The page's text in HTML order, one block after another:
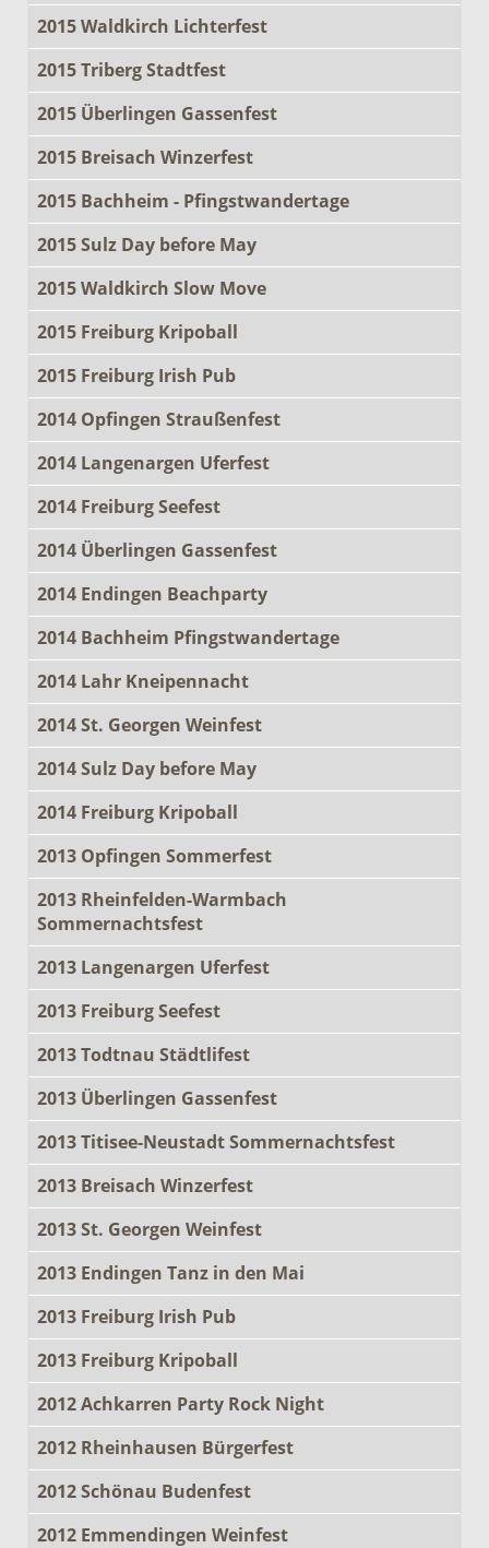
2015 Waldkirch Lichterfest
2015 Triberg Stadtfest
2015 Überlingen Gassenfest
2015 Breisach Winzerfest
2015 Bachheim - Pfingstwandertage
2015 Sulz Day before May
2015 Waldkirch Slow Move
2015 Freiburg Kripoball
2015 Freiburg Irish Pub
2014 Opfingen Straußenfest
2014 Langenargen Uferfest
2014 Freiburg Seefest
2014 Überlingen Gassenfest
2014 Endingen Beachparty
2014 Bachheim Pfingstwandertage
2014 Lahr Kneipennacht
2014 St. Georgen Weinfest
2014 Sulz Day before May
2014 Freiburg Kripoball
2013 Opfingen Sommerfest
2013 Rheinfelden-Warmbach
Sommernachtsfest
2013 Langenargen Uferfest
2013 Freiburg Seefest
2013 Todtnau Städtlifest
2013 Überlingen Gassenfest
2013 Titisee-Neustadt Sommernachtsfest
2013 Breisach Winzerfest
2013 St. Georgen Weinfest
2013 Endingen Tanz in den Mai
2013 Freiburg Irish Pub
2013 Freiburg Kripoball
2012 Achkarren Party Rock Night
2012 Rheinhausen Bürgerfest
2012 Schönau Budenfest
2012 Emmendingen Weinfest